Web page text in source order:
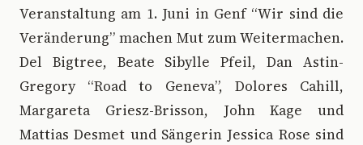
Veranstaltung am 1. Juni in Genf “Wir sind die
Veränderung” machen Mut zum Weitermachen.
Del Bigtree, Beate Sibylle Pfeil, Dan Astin-
Gregory “Road to Geneva”, Dolores Cahill,
Margareta Griesz-Brisson, John Kage und
Mattias Desmet und Sängerin Jessica Rose sind